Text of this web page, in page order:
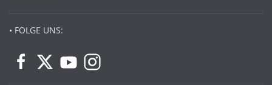
• FOLGE UNS: